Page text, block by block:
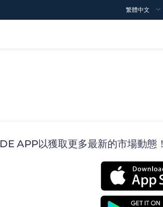
繁體中文
ECN帳戶
投行訂單
Level 1
條款和條件
APP以獲取更多最新的市場動態！